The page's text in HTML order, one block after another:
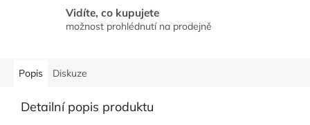
Vidíte, co kupujete
možnost prohlédnutí na prodejně
Popis Diskuze
Detailní popis produktu